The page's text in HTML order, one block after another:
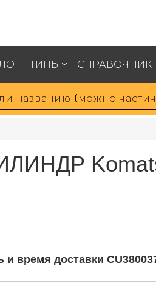
ТИПЫ СПРАВОЧНИК
и время доставки